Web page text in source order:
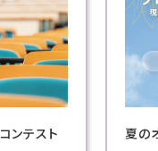
ンテスト 夏の